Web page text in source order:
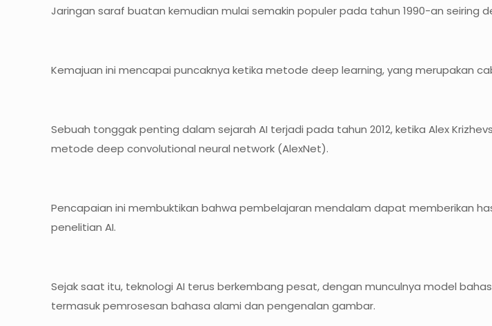
Jaringan saraf buatan kemudian mulai semakin populer pada tahun 1990-an seiring
Kemajuan ini mencapai puncaknya ketika metode deep learning, yang merupakan
Sebuah tonggak penting dalam sejarah AI terjadi pada tahun 2012, ketika Alex
metode deep convolutional neural network (AlexNet).
Pencapaian ini membuktikan bahwa pembelajaran mendalam dapat memberikan
penelitian AI.
Sejak saat itu, teknologi AI terus berkembang pesat, dengan munculnya model
termasuk pemrosesan bahasa alami dan pengenalan gambar.